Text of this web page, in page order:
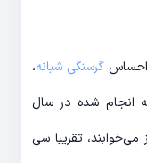
احساس گرسنگی شبانه،
انجام شده در سال
می‌خوابند، تقریبا سی